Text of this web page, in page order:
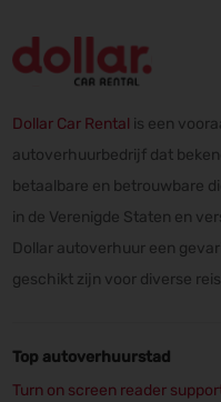
Dollar Car Rental is een
autoverhuurbedrijf dat
betaalbare en betrouwbare
in de Verenigde Staten en
Dollar autoverhuur een
geschikt zijn voor diverse
Top autoverhuurstad
Turn on screen reader